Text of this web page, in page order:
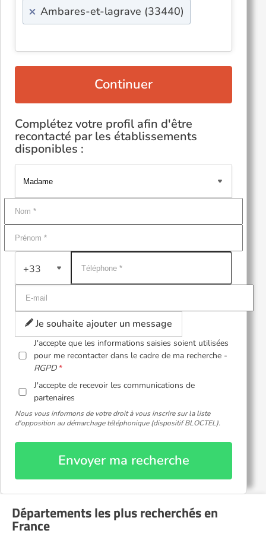
× Ambares-et-lagrave (33440)
Continuer
Complétez votre profil afin d'être
recontacté par les établissements
disponibles :
+33
Je souhaite ajouter un message
J'accepte que les informations saisies soient utilisées
pour me recontacter dans le cadre de ma recherche -
RGPD
J'accepte de recevoir les communications de
partenaires
Nous vous informons de votre droit à vous inscrire sur la liste
d'opposition au démarchage téléphonique (dispositif BLOCTEL).
Envoyer ma recherche
Départements les plus recherchés en
France